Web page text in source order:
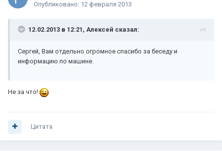
Опубликовано: 12 февраля 2013
12.02.2013 в 12:21, Алексей сказал:
Сергей, Вам отдельно огромное спасибо за беседу и
информацию по машине.
Не за что!
Цитата